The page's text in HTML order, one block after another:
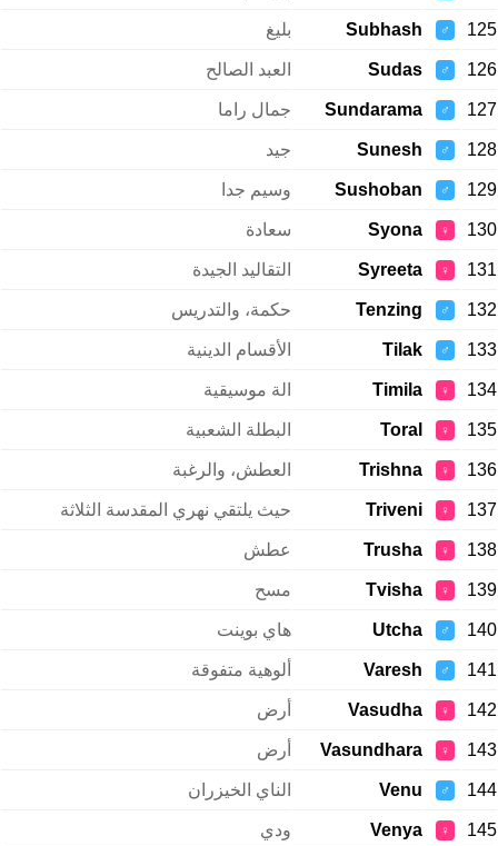
125
♂
Subhash بليغ
126
♂
Sudas العبد الصالح
127
♂
Sundarama جمال راما
128
♂
Sunesh جيد
129
♂
Sushoban وسيم جدا
130
♀
Syona سعادة
131
♀
Syreeta التقاليد الجيدة
132
♂
Tenzing حكمة، والتدريس
133
♂
Tilak الأقسام الدينية
134
♀
Timila الة موسيقية
135
♀
Toral البطلة الشعبية
136
♀
Trishna العطش، والرغبة
137
♀
Triveni حيث يلتقي نهري المقدسة الثلاثة
138
♀
Trusha عطش
139
♀
Tvisha مسح
140
♂
Utcha هاي بوينت
141
♂
Varesh ألوهية متفوقة
142
♀
Vasudha أرض
143
♀
Vasundhara أرض
144
♂
Venu الناي الخيزران
145
♀
Venya ودي